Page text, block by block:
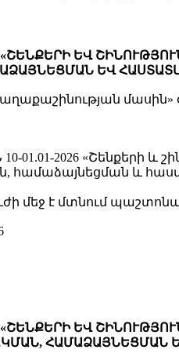
«ՇԵՆՔԵՐԻ ԵՎ
ԵՎ
մասին»
01.01-2026
համաձայնեցման և
մեջ է մտնում
«ՇԵՆՔԵՐԻ ԵՎ
ՀԱՄԱՁԱՅՆԵՑՄԱՆ